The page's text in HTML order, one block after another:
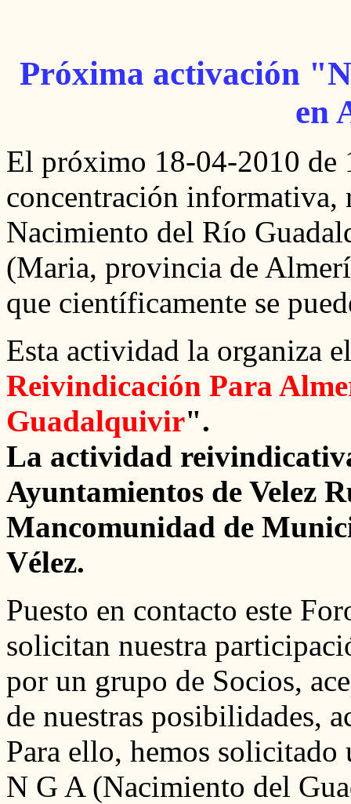
Próxima activación
en
El próximo 18-04-2010 de
concentración
Nacimiento del Río
(Maria, provincia de
que científicamente se
Esta actividad la organiza
Reivindicación Para
Guadalquivir".
La actividad
Ayuntamientos de Velez
Mancomunidad de
Vélez.
Puesto en contacto este
solicitan nuestra
por un grupo de Socios,
de nuestras posibilidades,
Para ello, hemos
N G A (Nacimiento del